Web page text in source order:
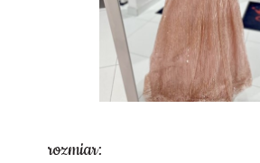
rozmiar: